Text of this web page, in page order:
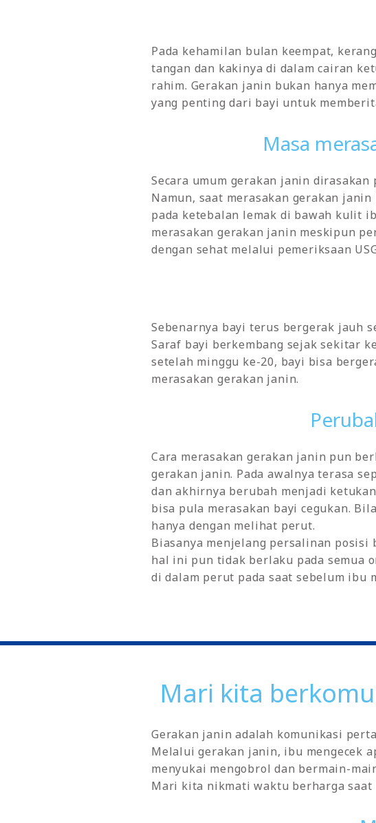
Pada kehamilan bulan keempat,
tangan dan kakinya di dalam cairan
rahim. Gerakan janin bukan hanya
yang penting dari bayi untuk
Masa
Secara umum gerakan janin
Namun, saat merasakan gerakan
pada ketebalan lemak di bawah kulit
merasakan gerakan janin meskipun
dengan sehat melalui pemeriksaan
Sebenarnya bayi terus bergerak jauh
Saraf bayi berkembang sejak sekitar
setelah minggu ke-20, bayi bisa
merasakan gerakan janin.
Cara merasakan gerakan janin pun
gerakan janin. Pada awalnya terasa
dan akhirnya berubah menjadi
bisa pula merasakan bayi cegukan.
hanya dengan melihat perut.
Biasanya menjelang persalinan
hal ini pun tidak berlaku pada semua
di dalam perut pada saat sebelum ibu
Mari kita
Gerakan janin adalah komunikasi
Melalui gerakan janin, ibu mengecek
menyukai mengobrol dan bermain-
Mari kita nikmati waktu berharga